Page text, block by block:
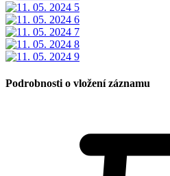
Podrobnosti o vložení záznamu